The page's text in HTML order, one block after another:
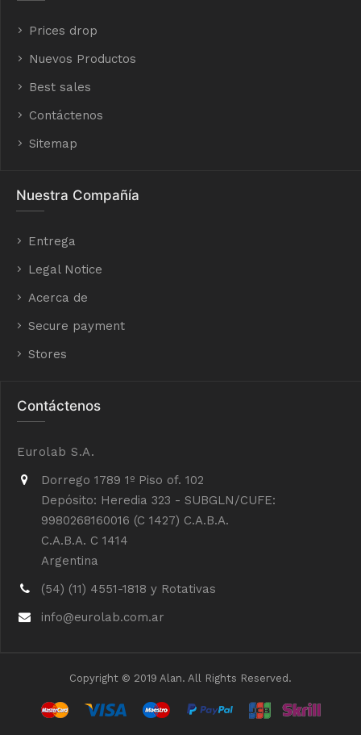
Prices drop
Nuevos Productos
Best sales
Contáctenos
Sitemap
Nuestra Compañía
Entrega
Legal Notice
Acerca de
Secure payment
Stores
Contáctenos
Eurolab S.A.
Dorrego 1789 1º Piso of. 102
Depósito: Heredia 323 - SUBGLN/CUFE:
9980268160016 (C 1427) C.A.B.A.
C.A.B.A. C 1414
Argentina
(54) (11) 4551-1818 y Rotativas
info@eurolab.com.ar
Copyright © 2019 Alan. All Rights Reserved.